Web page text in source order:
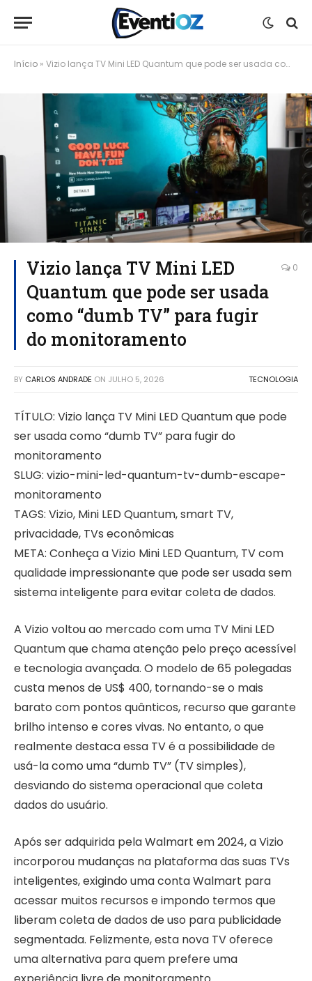
Início » Vizio lança TV Mini LED Quantum que pode ser usada como “dumb TV” para fugir do monitoramento
Vizio lança TV Mini LED
Quantum que pode ser usada
como “dumb TV” para fugir
do monitoramento
0
BY CARLOS ANDRADE ON JULHO 5, 2026 TECNOLOGIA
TÍTULO: Vizio lança TV Mini LED Quantum que pode
ser usada como “dumb TV” para fugir do
monitoramento
SLUG: vizio-mini-led-quantum-tv-dumb-escape-
monitoramento
TAGS: Vizio, Mini LED Quantum, smart TV,
privacidade, TVs econômicas
META: Conheça a Vizio Mini LED Quantum, TV com
qualidade impressionante que pode ser usada sem
sistema inteligente para evitar coleta de dados.
A Vizio voltou ao mercado com uma TV Mini LED
Quantum que chama atenção pelo preço acessível
e tecnologia avançada. O modelo de 65 polegadas
custa menos de US$ 400, tornando-se o mais
barato com pontos quânticos, recurso que garante
brilho intenso e cores vivas. No entanto, o que
realmente destaca essa TV é a possibilidade de
usá-la como uma “dumb TV” (TV simples),
desviando do sistema operacional que coleta
dados do usuário.
Após ser adquirida pela Walmart em 2024, a Vizio
incorporou mudanças na plataforma das suas TVs
inteligentes, exigindo uma conta Walmart para
acessar muitos recursos e impondo termos que
liberam coleta de dados de uso para publicidade
segmentada. Felizmente, esta nova TV oferece
uma alternativa para quem prefere uma